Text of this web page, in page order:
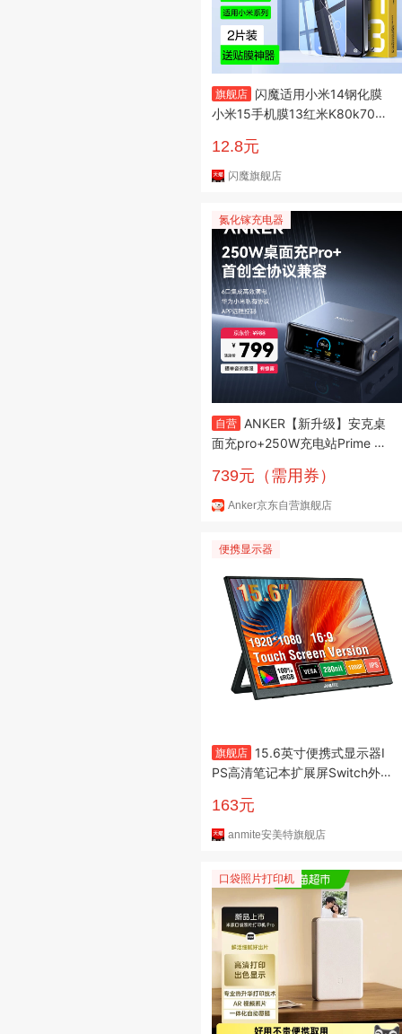
旗舰店
闪魔适用小米14钢化膜
小米15手机膜13红米K80k70保
版k40xiaomi玻璃8/9蓝光17T贴
全屏
12.8元
闪魔旗舰店
氮化镓充电器
自营
ANKER【新升级】安克桌
面充pro+250W充电站Prime 氮
ne苹果华为小米笔记本
739元（需用券）
Anker京东自营旗舰店
便携显示器
旗舰店
15.6英寸便携式显示器I
PS高清笔记本扩展屏Switch外
163元
anmite安美特旗舰店
口袋照片打印机